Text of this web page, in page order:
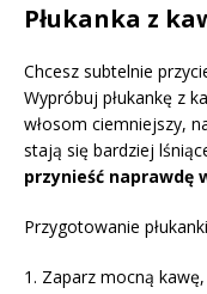
Płukanka z
Chcesz subtelnie
Wypróbuj płukankę z
włosom ciemniejszy,
stają się bardziej
przynieść naprawdę
Przygotowanie
1. Zaparz mocną